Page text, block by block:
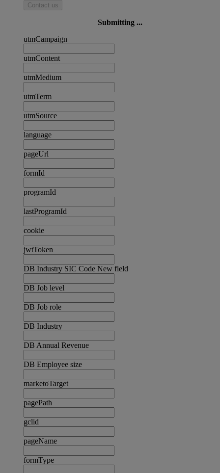
Contact us
Submitting ...
utmCampaign
utmContent
utmMedium
utmTerm
utmSource
language
pageUrl
formId
programId
lastProgramId
cookie
jwtToken
DB Industry SIC Code New field
DB Job level
DB Job role
DB Industry
DB Annual Revenue
DB Employee size
marketoTarget
pagePath
gclid
pageName
formType